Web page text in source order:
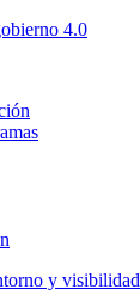
4.0
y visibilidad